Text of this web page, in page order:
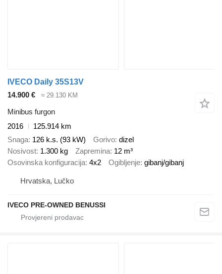
IVECO Daily 35S13V
14.900 €
≈ 29.130 KM
Minibus furgon
2016
125.914 km
Snaga 126 k.s. (93 kW) Gorivo dizel
Nosivost 1.300 kg Zapremina 12 m³
Osovinska konfiguracija 4x2 Ogibljenje gibanj/gibanj
Hrvatska, Lučko
IVECO PRE-OWNED BENUSSI